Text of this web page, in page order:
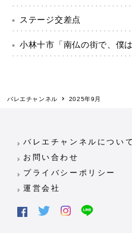
ステージ交差点
小林十市「南仏の街で、僕
バレエチャンネル 2025年9月
バレエチャンネルについて
お問い合わせ
プライバシーポリシー
運営会社